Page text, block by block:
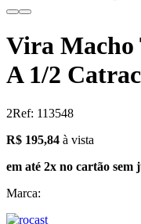
Vira Macho
A 1/2
2Ref: 113548
195.84
R$ 195,84 à vista
em até 2x no cartão sem
Marca: